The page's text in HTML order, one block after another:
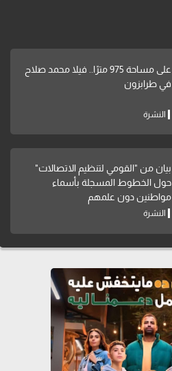
على مساحة 975 مترًا.. فيلا محمد صلاح
في طرابزون
النشرة
بيان من "القومي لتنظيم الاتصالات"
حول الخطوط المسجلة بأسماء
مواطنين دون علمهم
النشرة